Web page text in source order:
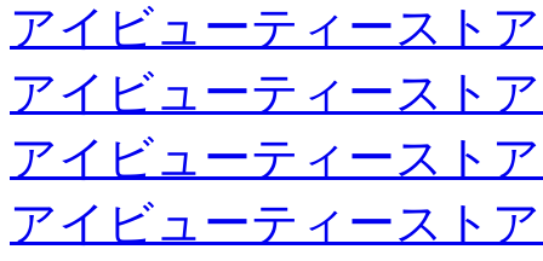
アイビューティースト
アイビューティースト
アイビューティースト
アイビューティースト